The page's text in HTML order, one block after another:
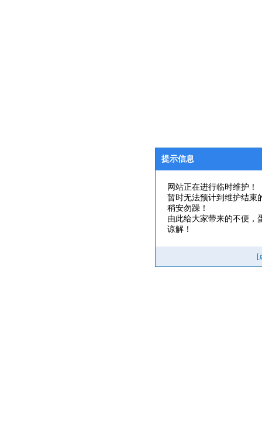
提示信息
网站正在进行临时维护！
暂时无法预计到维护结束
稍安勿躁！
由此给大家带来的不便，
谅解！
[